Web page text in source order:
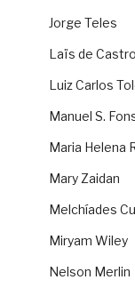
Jorge Teles
Laïs de Castro
Luiz Carlos
Manuel S.
Maria Helena
Mary Zaidan
Melchíades
Miryam Wiley
Nelson Merlin